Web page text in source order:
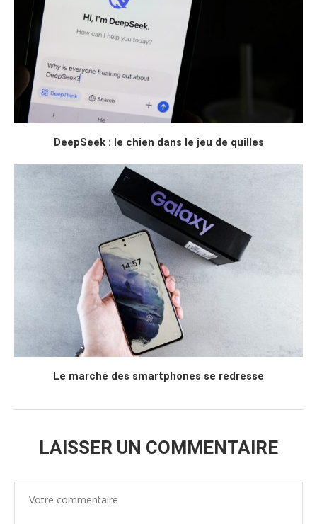
DeepSeek : le chien dans le jeu de quilles
Le marché des smartphones se redresse
LAISSER UN COMMENTAIRE